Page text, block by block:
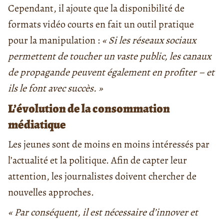
Cependant, il ajoute que la disponibilité de
formats vidéo courts en fait un outil pratique
pour la manipulation : « Si les réseaux sociaux
permettent de toucher un vaste public, les canaux
de propagande peuvent également en profiter – et
ils le font avec succès. »
L’évolution de la consommation
médiatique
Les jeunes sont de moins en moins intéressés par
l’actualité et la politique. Afin de capter leur
attention, les journalistes doivent chercher de
nouvelles approches.
« Par conséquent, il est nécessaire d’innover et